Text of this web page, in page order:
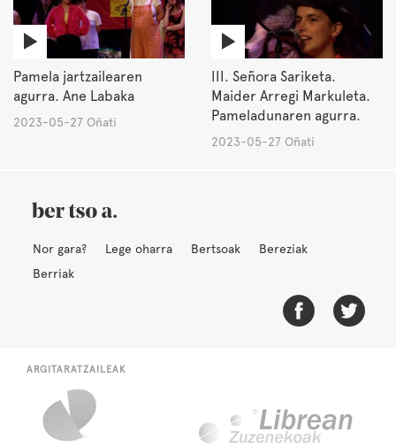
Pamela jartzailearen
agurra. Ane Labaka
2023-05-27 Oñati
III. Señora Sariketa.
Maider Arregi Markuleta.
Pameladunaren agurra.
2023-05-27 Oñati
Nor gara? Lege oharra Bertsoak
Bereziak
Berriak
ARGITARATZAILEAK